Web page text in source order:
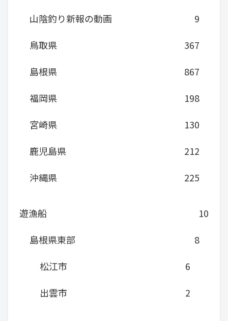
山陰釣り新報の動画
9
鳥取県
367
島根県
867
福岡県
198
宮崎県
130
鹿児島県
212
沖縄県
225
遊漁船
10
島根県東部
8
松江市
6
出雲市
2